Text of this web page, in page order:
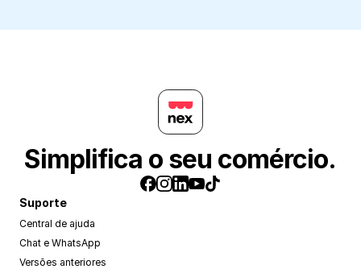
Simplifica o seu comércio.
Suporte
Central de ajuda
Chat e WhatsApp
Versões anteriores